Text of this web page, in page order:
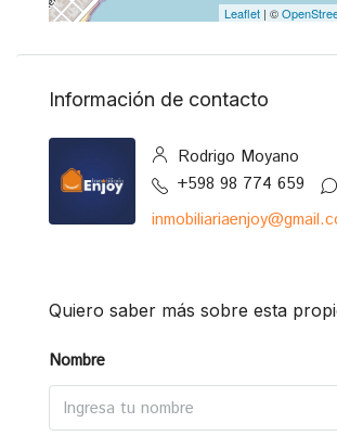
Leaflet | ©
Información de contacto
Rodrigo Moyano
+598 98 774 659
Quiero saber más sobre esta
Nombre